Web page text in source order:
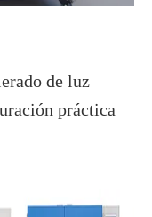
de luz
práctica